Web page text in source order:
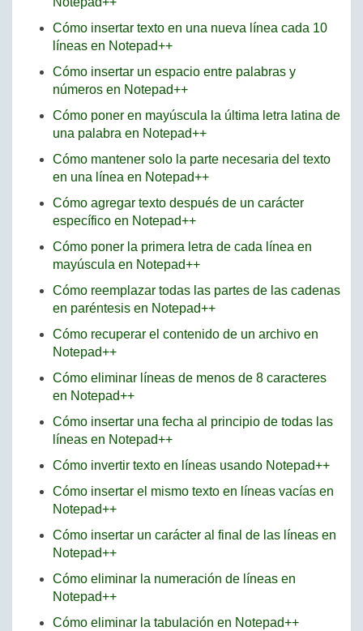
Cómo insertar texto en una nueva línea cada 10
líneas en Notepad++
Cómo insertar un espacio entre palabras y
números en Notepad++
Cómo poner en mayúscula la última letra latina de
una palabra en Notepad++
Cómo mantener solo la parte necesaria del texto
en una línea en Notepad++
Cómo agregar texto después de un carácter
específico en Notepad++
Cómo poner la primera letra de cada línea en
mayúscula en Notepad++
Cómo reemplazar todas las partes de las cadenas
en paréntesis en Notepad++
Cómo recuperar el contenido de un archivo en
Notepad++
Cómo eliminar líneas de menos de 8 caracteres
en Notepad++
Cómo insertar una fecha al principio de todas las
líneas en Notepad++
Cómo invertir texto en líneas usando Notepad++
Cómo insertar el mismo texto en líneas vacías en
Notepad++
Cómo insertar un carácter al final de las líneas en
Notepad++
Cómo eliminar la numeración de líneas en
Notepad++
Cómo eliminar la tabulación en Notepad++